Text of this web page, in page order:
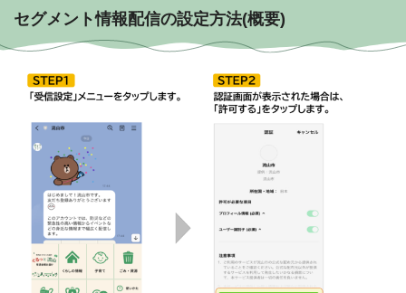
セグメント情報配信の設定方法(概要)